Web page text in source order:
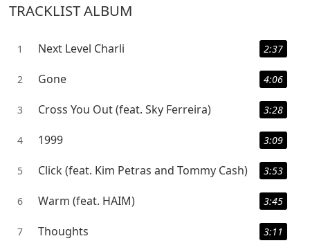
TRACKLIST ALBUM
1 Next Level Charli 2:37
2 Gone 4:06
3 Cross You Out (feat. Sky Ferreira) 3:28
4 1999 3:09
5 Click (feat. Kim Petras and Tommy Cash) 3:53
6 Warm (feat. HAIM) 3:45
7 Thoughts 3:11